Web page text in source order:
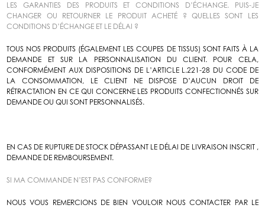
LES GARANTIES DES PRODUITS ET CONDITIONS D’ÉCHANGE. PUIS-JE
CHANGER OU RETOURNER LE PRODUIT ACHETÉ ? QUELLES SONT LES
CONDITIONS D’ÉCHANGE ET LE DÉLAI ?
TOUS NOS PRODUITS (ÉGALEMENT LES COUPES DE TISSUS) SONT FAITS À LA
DEMANDE ET SUR LA PERSONNALISATION DU CLIENT. POUR CELA,
CONFORMÉMENT AUX DISPOSITIONS DE L’ARTICLE L.221-28 DU CODE DE
LA CONSOMMATION, LE CLIENT NE DISPOSE D’AUCUN DROIT DE
RÉTRACTATION EN CE QUI CONCERNE LES PRODUITS CONFECTIONNÉS SUR
DEMANDE OU QUI SONT PERSONNALISÉS.
EN CAS DE RUPTURE DE STOCK DÉPASSANT LE DÉLAI DE LIVRAISON INSCRIT ,
DEMANDE DE REMBOURSEMENT.
SI MA COMMANDE N’EST PAS CONFORME?
NOUS VOUS REMERCIONS DE BIEN VOULOIR NOUS CONTACTER PAR LE